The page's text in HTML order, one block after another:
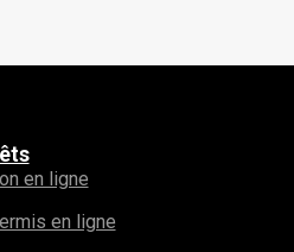
en ligne
en ligne